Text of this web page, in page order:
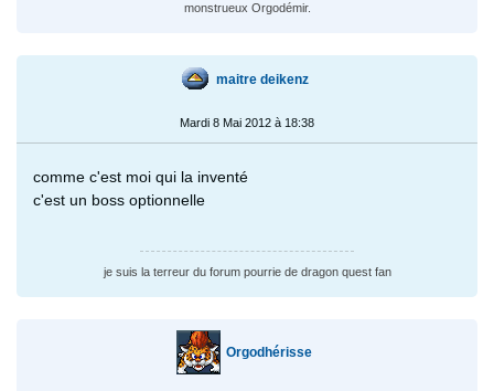
monstrueux Orgodémir.
maitre deikenz
Mardi 8 Mai 2012 à 18:38
comme c'est moi qui la inventé
c'est un boss optionnelle
je suis la terreur du forum pourrie de dragon quest fan
Orgodhérisse